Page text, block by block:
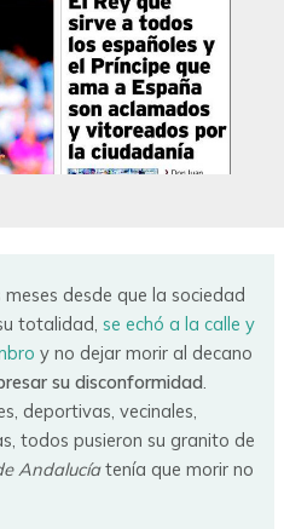
desde que la sociedad
totalidad,se echó a la calle y
y no dejar morir al decano
su disconformidad
deportivas, vecinales,
todos pusieron su granito de
Andalucíatenía que morir no